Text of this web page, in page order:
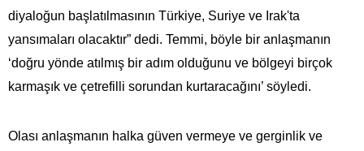
diyaloğun başlatılmasının Türkiye, Suriye ve Irak'ta
yansımaları olacaktır” dedi. Temmi, böyle bir anlaşmanın
‘doğru yönde atılmış bir adım olduğunu ve bölgeyi birçok
karmaşık ve çetrefilli sorundan kurtaracağını’ söyledi.
Olası anlaşmanın halka güven vermeye ve gerginlik ve